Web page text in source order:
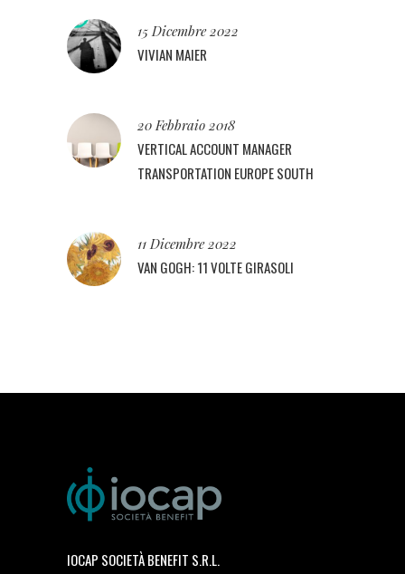
15 Dicembre 2022
VIVIAN MAIER
20 Febbraio 2018
VERTICAL ACCOUNT MANAGER
TRANSPORTATION EUROPE SOUTH
11 Dicembre 2022
VAN GOGH: 11 VOLTE GIRASOLI
IOCAP SOCIETÀ BENEFIT S.R.L.